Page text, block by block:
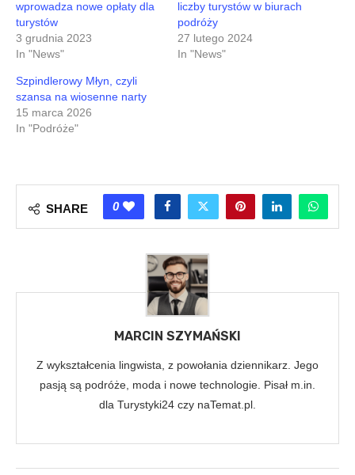
wprowadza nowe opłaty dla
turystów
3 grudnia 2023
In "News"
liczby turystów w biurach
podróży
27 lutego 2024
In "News"
Szpindlerowy Młyn, czyli
szansa na wiosenne narty
15 marca 2026
In "Podróże"
SHARE 0
MARCIN SZYMAŃSKI
Z wykształcenia lingwista, z powołania dziennikarz. Jego
pasją są podróże, moda i nowe technologie. Pisał m.in.
dla Turystyki24 czy naTemat.pl.